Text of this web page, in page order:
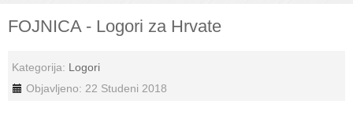
FOJNICA - Logori za Hrvate
Kategorija: Logori
Objavljeno: 22 Studeni 2018